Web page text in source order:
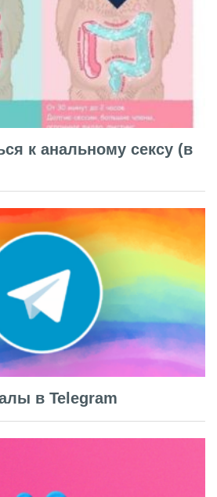
к анальному сексу (в
в Telegram